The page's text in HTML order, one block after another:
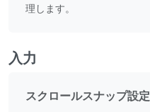
理します。
入力
スクロールスナップ設定